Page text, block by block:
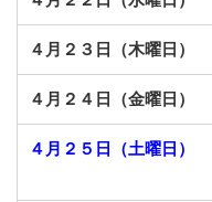
４月２３日（木曜日）
４月２４日（金曜日）
４月２５日（土曜日）